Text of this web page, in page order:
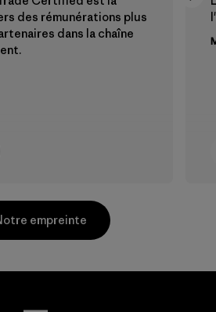
des rémunérations plus
dans la chaîne
empreinte